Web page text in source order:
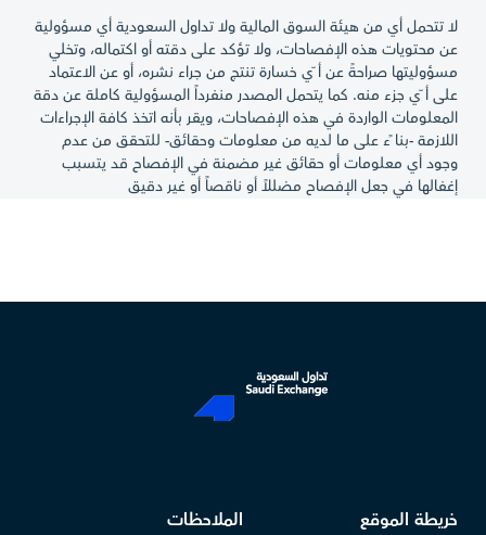
لا تتحمل أي من هيئة السوق المالية ولا تداول السعودية أي مسؤولية
عن محتويات هذه الإفصاحات، ولا تؤكد على دقته أو اكتماله، وتخلي
مسؤوليتها صراحةً عن أ ّي خسارة تنتج من جراء نشره، أو عن الاعتماد
على أ ّي جزء منه. كما يتحمل المصدر منفرداً المسؤولية كاملة عن دقة
المعلومات الواردة في هذه الإفصاحات، ويقر بأنه اتخذ كافة الإجراءات
اللازمة -بنا ًء على ما لديه من معلومات وحقائق- للتحقق من عدم
وجود أي معلومات أو حقائق غير مضمنة في الإفصاح قد يتسبب
إغفالها في جعل الإفصاح مضللاً أو ناقصاً أو غير دقيق
خريطة الموقع الملاحظات